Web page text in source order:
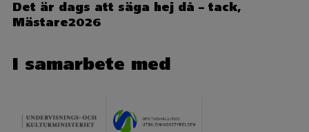
Det är dags att säga hej då – tack,
Mästare2026
I samarbete med